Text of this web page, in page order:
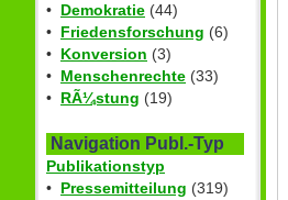
• Demokratie (44)
• Friedensforschung (6)
• Konversion (3)
• Menschenrechte (33)
• RÃ¼stung (19)
Navigation Publ.-Typ
Publikationstyp
• Pressemitteilung (319)